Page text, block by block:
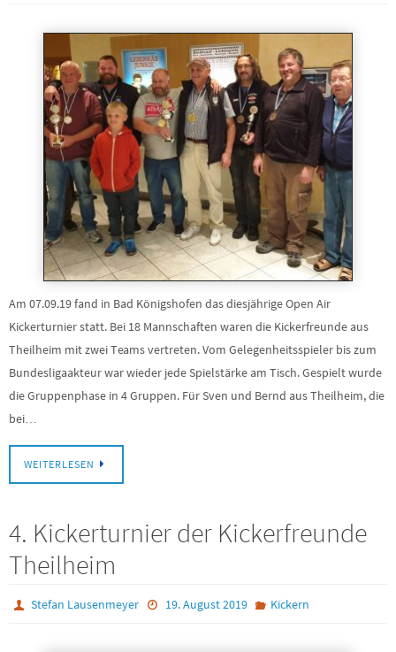
Am 07.09.19 fand in Bad Königshofen das diesjährige Open Air
Kickerturnier statt. Bei 18 Mannschaften waren die Kickerfreunde aus
Theilheim mit zwei Teams vertreten. Vom Gelegenheitsspieler bis zum
Bundesligaakteur war wieder jede Spielstärke am Tisch. Gespielt wurde
die Gruppenphase in 4 Gruppen. Für Sven und Bernd aus Theilheim, die
bei…
WEITERLESEN
4. Kickerturnier der Kickerfreunde
Theilheim
Stefan Lausenmeyer 19. August 2019 Kickern